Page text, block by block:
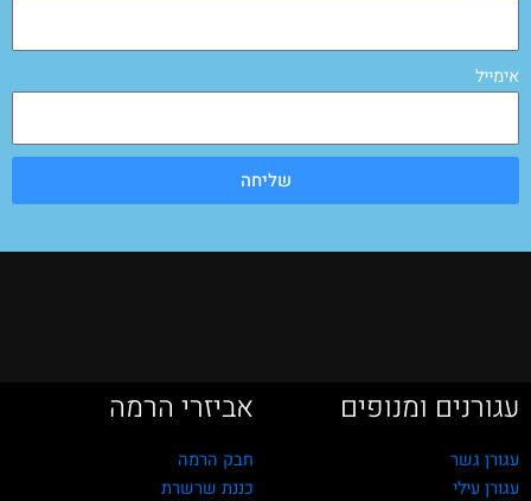
אימייל
שליחה
עגורנים ומנופים
עגורן גשר
עגורן עילי
אביזרי הרמה
חבק הרמה
כננת שרשרת